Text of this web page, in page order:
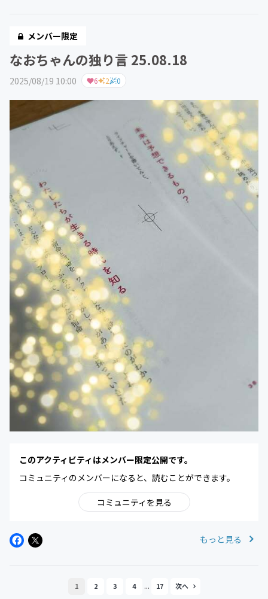
メンバー限定
なおちゃんの独り言 25.08.18
2025/08/19 10:00 6 2 0
このアクティビティはメンバー限定公開です。
コミュニティのメンバーになると、読むことができます。
コミュニティを見る
もっと見る
1 2 3 4 ... 17